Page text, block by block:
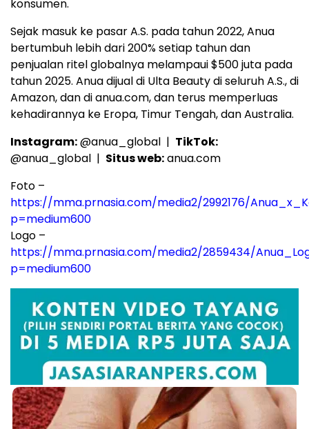
konsumen.
Sejak masuk ke pasar A.S. pada tahun 2022, Anua
bertumbuh lebih dari 200% setiap tahun dan
penjualan ritel globalnya melampaui $500 juta pada
tahun 2025. Anua dijual di Ulta Beauty di seluruh A.S., di
Amazon, dan di anua.com, dan terus memperluas
kehadirannya ke Eropa, Timur Tengah, dan Australia.
Instagram:@anua_global | TikTok:
@anua_global | Situs web:anua.com
Foto –
https://mma.prnasia.com/media2/2992176/
p=medium600
Logo –
https://mma.prnasia.com/media2/2859434/
p=medium600